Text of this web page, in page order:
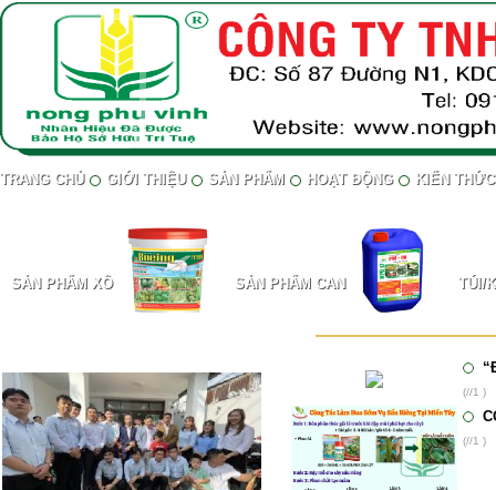
TRANG CHỦ GIỚI THIỆU SẢN PHẨM HOẠT ĐỘNG KIẾN
SẢN PHẨM XÔ SẢN PHẨM CAN TÚI/
(//1 )
(//1 )